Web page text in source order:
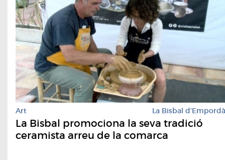
Art La Bisbal d'Empordà
La Bisbal promociona la seva tradició
ceramista arreu de la comarca